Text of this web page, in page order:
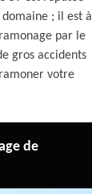
; il est à
par le
gros accidents
votre
de